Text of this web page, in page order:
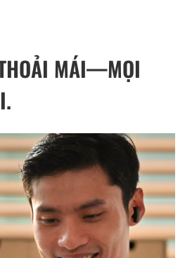
MÁI—MỌI